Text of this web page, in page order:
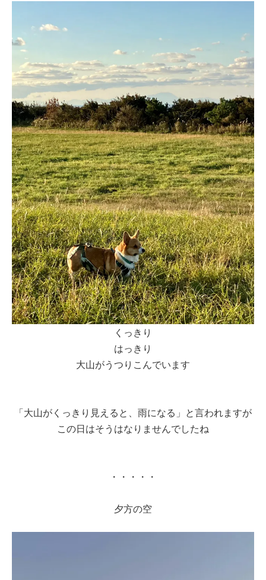
くっきり
はっきり
大山がうつりこんでいます
「大山がくっきり見えると、雨になる」と言われますが
この日はそうはなりませんでしたね
・・・・・
夕方の空